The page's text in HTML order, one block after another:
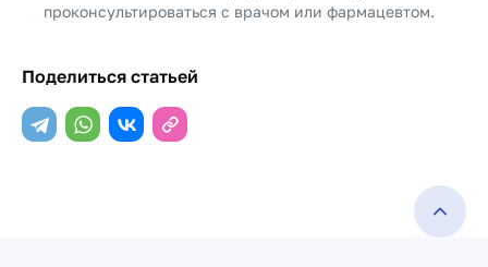
проконсультироваться с врачом или фармацевтом.
Поделиться статьей